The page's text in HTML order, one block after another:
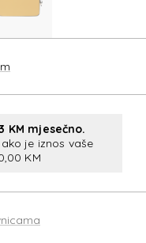
KM mjesečno.
je iznos vaše
KM